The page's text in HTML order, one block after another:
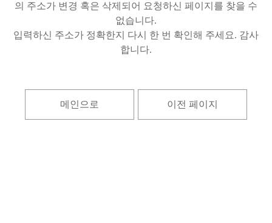
의 주소가 변경 혹은 삭제되어 요청하신 페이지를 찾을 수
없습니다.
입력하신 주소가 정확한지 다시 한 번 확인해 주세요. 감사
합니다.
메인으로 이전 페이지